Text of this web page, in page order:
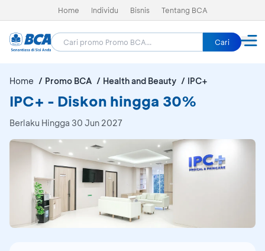
Home Individu Bisnis Tentang BCA
Cari
Home Promo BCA Health and Beauty IPC+
IPC+ - Diskon hingga 30%
Berlaku Hingga 30 Jun 2027